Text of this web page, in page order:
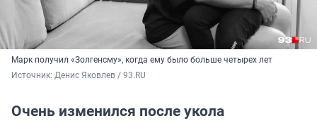
Марк получил «Золгенсму», когда ему было больше четырех лет
Источник: Денис Яковлев / 93.RU
Очень изменился после укола